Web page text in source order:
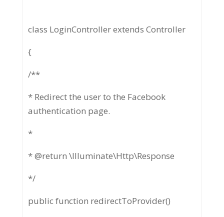
class LoginController extends Controller
{
/**
* Redirect the user to the Facebook
authentication page.
*
* @return \Illuminate\Http\Response
*/
public function redirectToProvider()